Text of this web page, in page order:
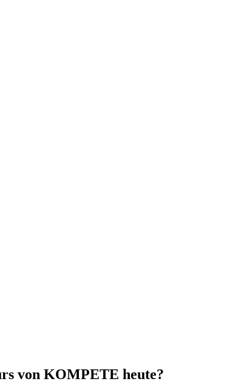
von KOMPETE heute?